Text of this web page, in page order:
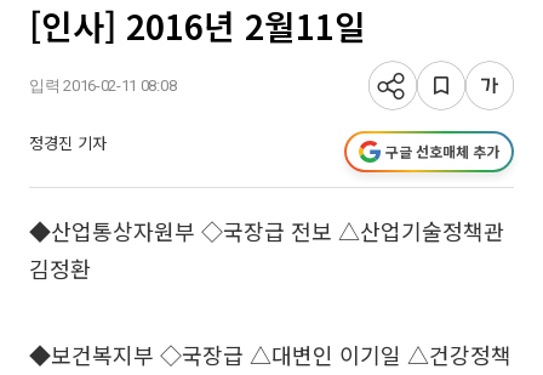
[인사] 2016년 2월11일
입력 2016-02-11 08:08
정경진 기자 구글 선호매체 추가
◆산업통상자원부 ◇국장급 전보 △산업기술정책관
김정환
◆보건복지부 ◇국장급 △대변인 이기일 △건강정책